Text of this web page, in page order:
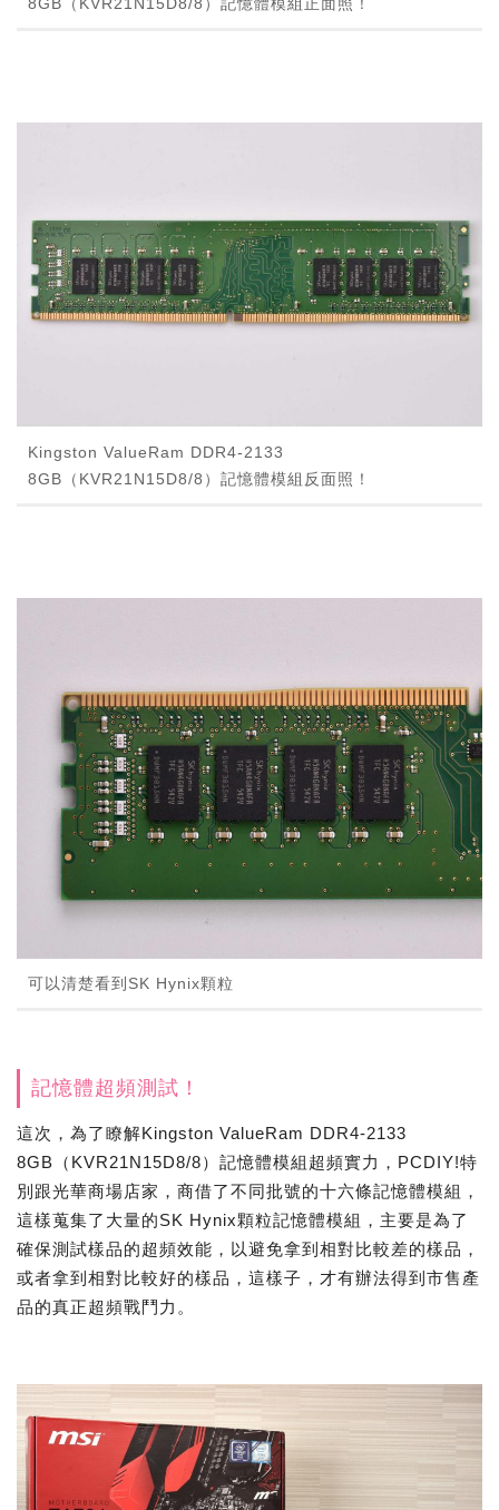
Kingston ValueRam DDR4-2133
8GB（KVR21N15D8/8）記憶體模組反面照！
可以清楚看到SK Hynix顆粒
記憶體超頻測試！
這次，為了瞭解Kingston ValueRam DDR4-2133
8GB（KVR21N15D8/8）記憶體模組超頻實力，PCDIY!特
別跟光華商場店家，商借了不同批號的十六條記憶體模組，
這樣蒐集了大量的SK Hynix顆粒記憶體模組，主要是為了
確保測試樣品的超頻效能，以避免拿到相對比較差的樣品，
或者拿到相對比較好的樣品，這樣子，才有辦法得到市售產
品的真正超頻戰鬥力。